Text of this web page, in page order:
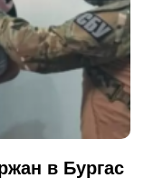
в Бургас